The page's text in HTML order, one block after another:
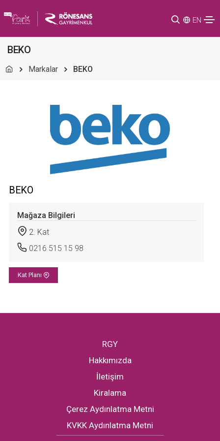
EN
BEKO
Markalar BEKO
BEKO
Mağaza Bilgileri
2. Kat
0216 515 15 98
Kat Planı
RGY
Hakkımızda
İletişim
Kiralama
Çerez Aydınlatma Metni
KVKK Aydınlatma Metni